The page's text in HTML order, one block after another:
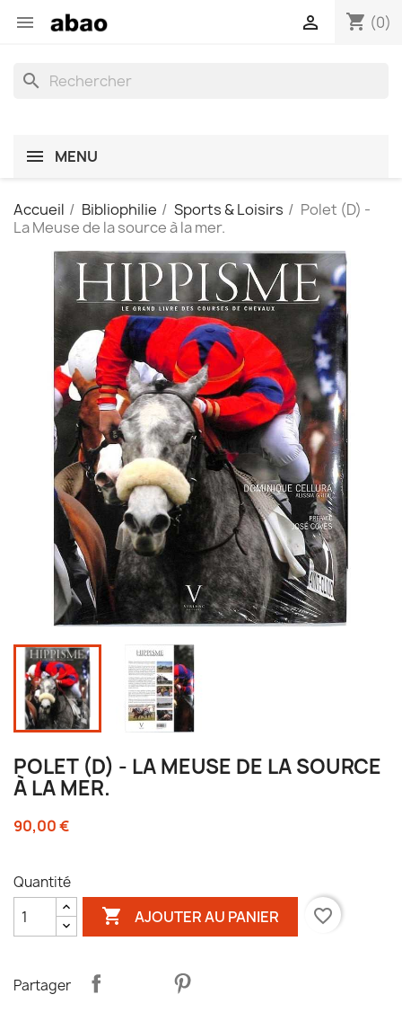
 shopping_cart (0)

search
MENU
Accueil Bibliophilie Sports & Loisirs
Polet (D) -
La Meuse de la source à la mer.
POLET (D) - LA MEUSE DE LA SOURCE
À LA MER.
90,00 €
Quantité
 AJOUTER AU PANIER favorite_border
Partager